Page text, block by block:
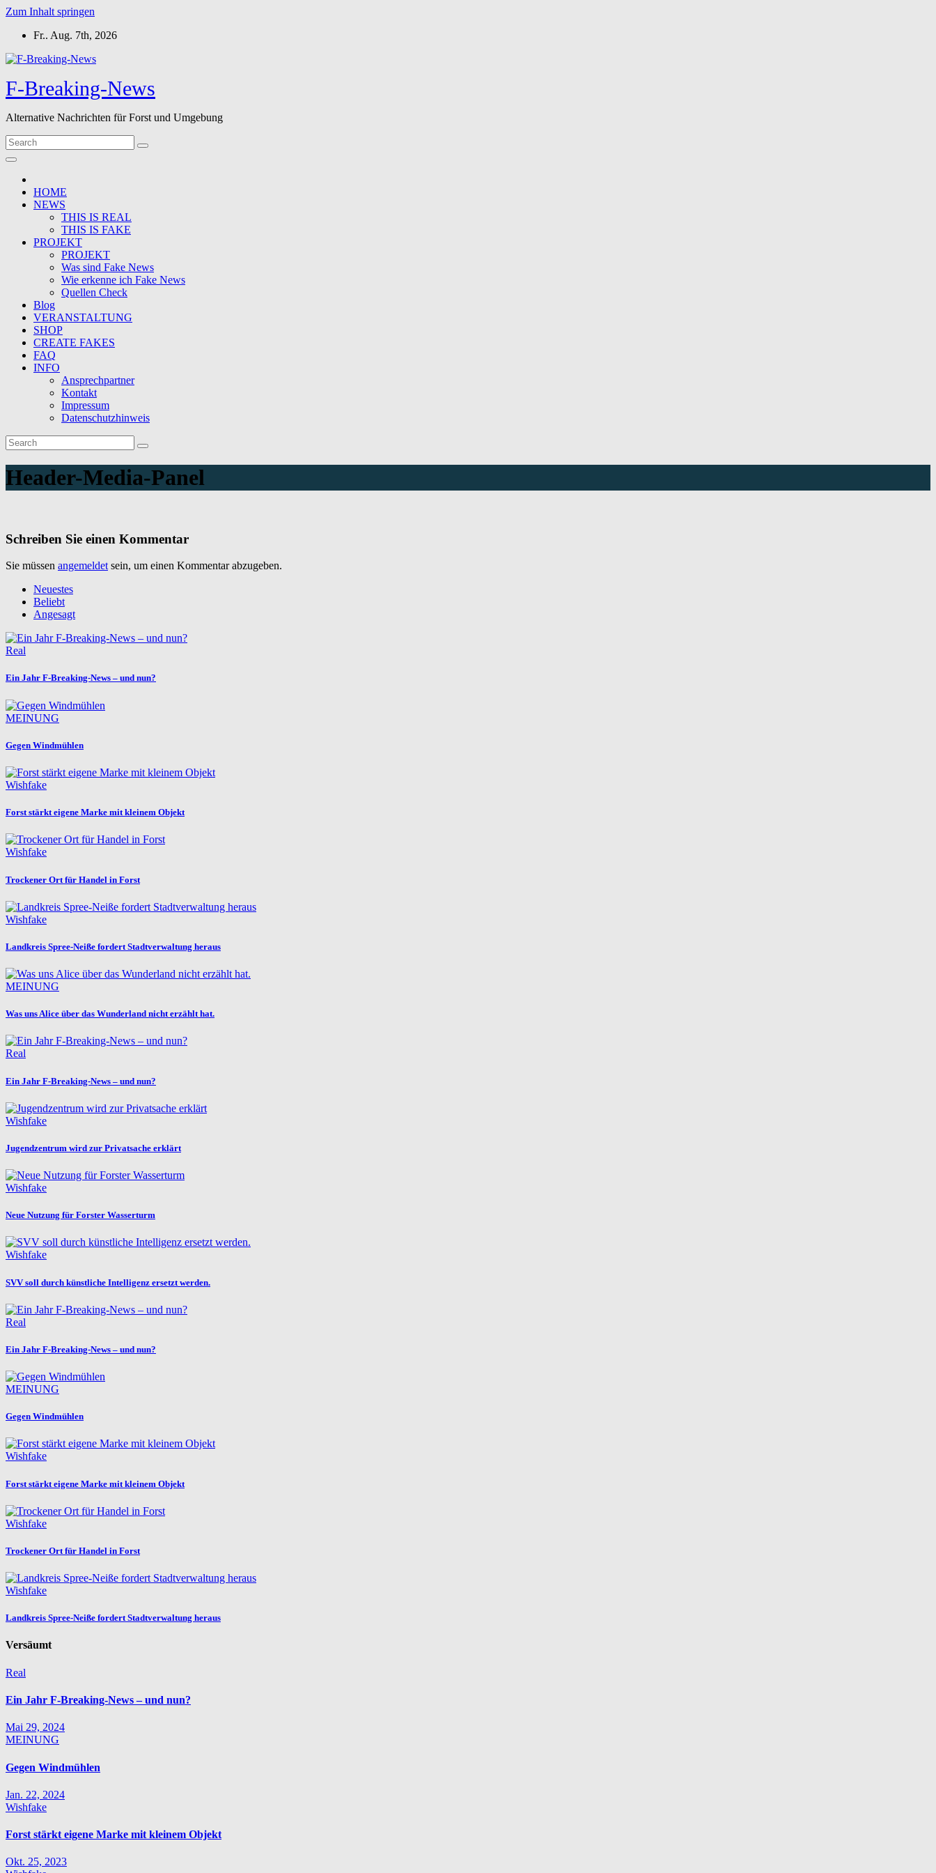
Zum Inhalt springen
Fr.. Aug. 7th, 2026
F-Breaking-News
Alternative Nachrichten für Forst und Umgebung
HOME
NEWS
THIS IS REAL
THIS IS FAKE
PROJEKT
PROJEKT
Was sind Fake News
Wie erkenne ich Fake News
Quellen Check
Blog
VERANSTALTUNG
SHOP
CREATE FAKES
FAQ
INFO
Ansprechpartner
Kontakt
Impressum
Datenschutzhinweis
Header-Media-Panel
Schreiben Sie einen Kommentar
Sie müssen angemeldet sein, um einen Kommentar abzugeben.
Neuestes
Beliebt
Angesagt
Real
Ein Jahr F-Breaking-News – und nun?
MEINUNG
Gegen Windmühlen
Wishfake
Forst stärkt eigene Marke mit kleinem Objekt
Wishfake
Trockener Ort für Handel in Forst
Wishfake
Landkreis Spree-Neiße fordert Stadtverwaltung heraus
MEINUNG
Was uns Alice über das Wunderland nicht erzählt hat.
Real
Ein Jahr F-Breaking-News – und nun?
Wishfake
Jugendzentrum wird zur Privatsache erklärt
Wishfake
Neue Nutzung für Forster Wasserturm
Wishfake
SVV soll durch künstliche Intelligenz ersetzt werden.
Real
Ein Jahr F-Breaking-News – und nun?
MEINUNG
Gegen Windmühlen
Wishfake
Forst stärkt eigene Marke mit kleinem Objekt
Wishfake
Trockener Ort für Handel in Forst
Wishfake
Landkreis Spree-Neiße fordert Stadtverwaltung heraus
Versäumt
Real
Ein Jahr F-Breaking-News – und nun?
Mai 29, 2024
MEINUNG
Gegen Windmühlen
Jan. 22, 2024
Wishfake
Forst stärkt eigene Marke mit kleinem Objekt
Okt. 25, 2023